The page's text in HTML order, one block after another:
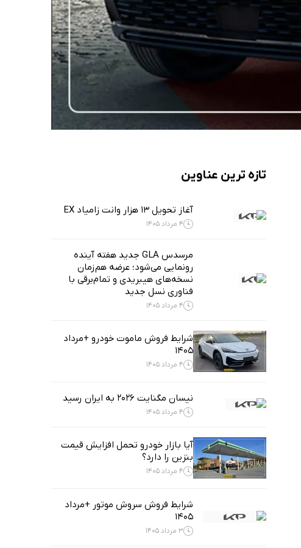
تازه ترین عناوین
آغاز تحویل ۱۳ هزار وانت زامیاد EX
4 مرداد 1405
مرسدس GLA جدید هفته آینده
رونمایی می‌شود؛ عرضه هم‌زمان
نسخه‌های هیبریدی و تمام‌برقی با
فناوری نسل جدید
4 مرداد 1405
شرایط فروش ماموت خودرو +مرداد
1405
4 مرداد 1405
نیسان مگنایت ۲۰۲۶ به ایران رسید
4 مرداد 1405
آیا بازار خودرو تحمل افزایش قیمت
بنزین را دارد؟
4 مرداد 1405
شرایط فروش سروش موتور +مرداد
1405
3 مرداد 1405